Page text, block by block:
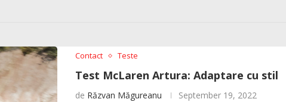
Contact Teste
Test McLaren Artura: Adaptare cu stil
de Răzvan Măgureanu September 19, 2022